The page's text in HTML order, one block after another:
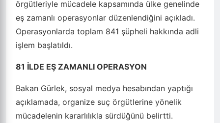
örgütleriyle mücadele kapsamında ülke genelinde
eş zamanlı operasyonlar düzenlendiğini açıkladı.
Operasyonlarda toplam 841 şüpheli hakkında adli
işlem başlatıldı.
81 İLDE EŞ ZAMANLI OPERASYON
Bakan Gürlek, sosyal medya hesabından yaptığı
açıklamada, organize suç örgütlerine yönelik
mücadelenin kararlılıkla sürdüğünü belirtti.